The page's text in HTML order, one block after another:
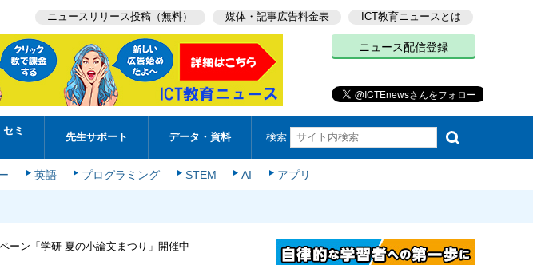
ニュースリリース投稿（無料） 媒体・記事広告料金表 ICT教育ニュースとは
ニュース配信登録
ミ
先生サポート データ・資料 検索
英語 プログラミング STEM AI アプリ
ーン「学研 夏の小論文まつり」開催中